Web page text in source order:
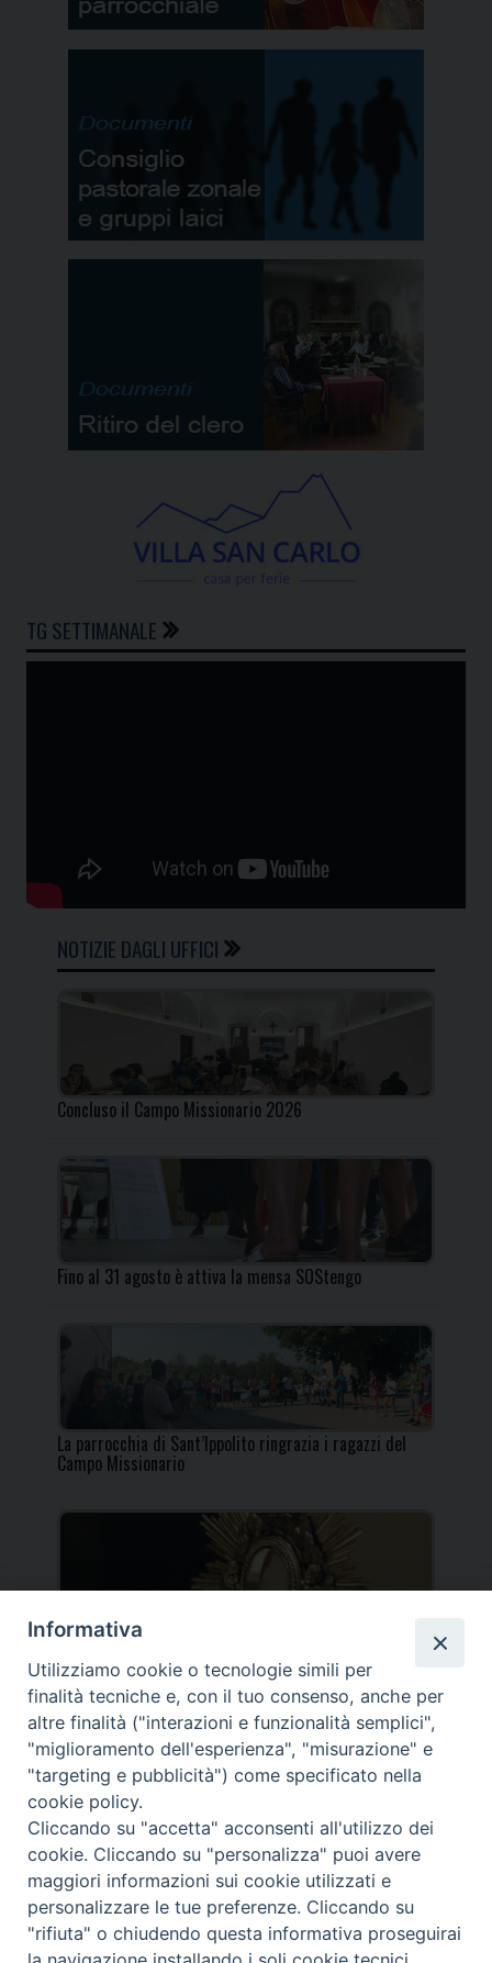
TG SETTIMANALE
NOTIZIE DAGLI UFFICI
Concluso il Campo Missionario 2026
Fino al 31 agosto è attiva la mensa SOStengo
La parrocchia di Sant’Ippolito ringrazia i ragazzi del
Campo Missionario
“Una serata per Lui, per te!”
Torna il campo vocazionale
Informativa
Utilizziamo cookie o tecnologie simili per
finalità tecniche e, con il tuo consenso, anche per
altre finalità ("interazioni e funzionalità semplici",
"miglioramento dell'esperienza", "misurazione" e
"targeting e pubblicità") come specificato nella
cookie policy.
Cliccando su "accetta" acconsenti all'utilizzo dei
cookie. Cliccando su "personalizza" puoi avere
maggiori informazioni sui cookie utilizzati e
personalizzare le tue preferenze. Cliccando su
"rifiuta" o chiudendo questa informativa proseguirai